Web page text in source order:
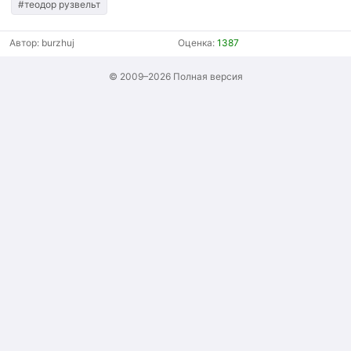
#теодор рузвельт
Автор: burzhuj Оценка: 1387
© 2009–2026 Полная версия